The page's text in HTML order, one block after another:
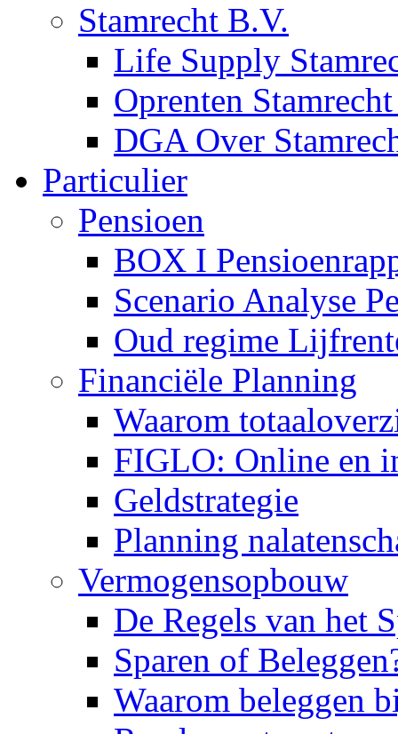
Stamrecht B.V.
Life Supply
Oprenten
DGA Over
Particulier
Pensioen
BOX I
Scenario Analyse
Oud regime
Financiële Planning
Waarom
FIGLO: Online en
Geldstrategie
Planning
Vermogensopbouw
De Regels van het
Sparen of
Waarom beleggen